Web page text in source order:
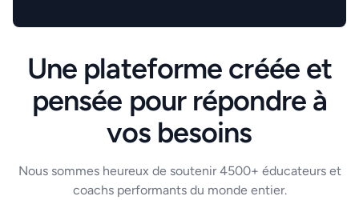
Une plateforme créée et
pensée pour répondre à
vos besoins
Nous sommes heureux de soutenir 4500+ éducateurs et
coachs performants du monde entier.